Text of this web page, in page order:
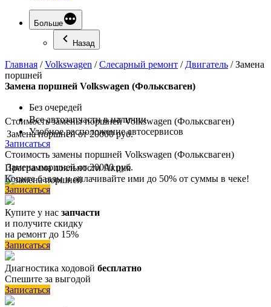
Больше
Назад
Главная /Volkswagen /Слесарный ремонт / Двигатель /Замена
поршней
Замена поршней Volkswagen (Фольксваген)
Без очередей
Все автозапчасти в наличии
Удобное расположение автосервисов
Записаться
Стоимость замены поршней Volkswagen (Фольксваген)
Замена поршней от 20000 руб.
Стоимость замены поршней Volkswagen (Фольксваген)
Замена поршней от 20000 руб.
ПрограммалояльностиАкция
Копите баллы и оплачивайте ими до 50% от суммы в чеке!
Записаться
Купите у нас запчасти
и получите скидку
на ремонт до 15%
Записаться
Диагностика ходовой бесплатно
Спешите за выгодой
Записаться